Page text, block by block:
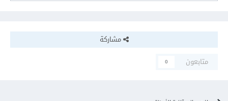
مشاركة
متابعون
0